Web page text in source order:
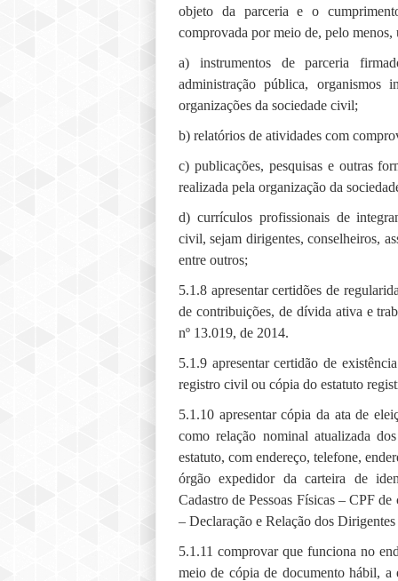
objeto da parceria e o
comprovada por meio de, pelo menos,
a) instrumentos de parceria
administração pública, organismos
organizações da sociedade civil;
b) relatórios de atividades com
c) publicações, pesquisas e outras
realizada pela organização da
d) currículos profissionais de
civil, sejam dirigentes, conselheiros,
entre outros;
5.1.8 apresentar certidões de
de contribuições, de dívida ativa e
nº 13.019, de 2014.
5.1.9 apresentar certidão de
registro civil ou cópia do estatuto
5.1.10 apresentar cópia da ata de
como relação nominal atualizada
estatuto, com endereço, telefone,
órgão expedidor da carteira de
Cadastro de Pessoas Físicas – CPF
– Declaração e Relação dos
5.1.11 comprovar que funciona no
meio de cópia de documento hábil,